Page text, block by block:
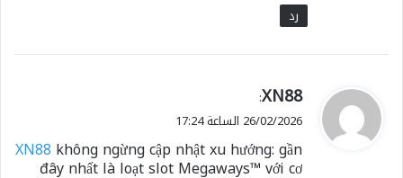
رد
ي
ق
ل
XN88
:
26/02/2026 الساعة 17:24
XN88 không ngừng cập nhật xu hướng: gần
đây nhất là loạt slot Megaways™ với cơ